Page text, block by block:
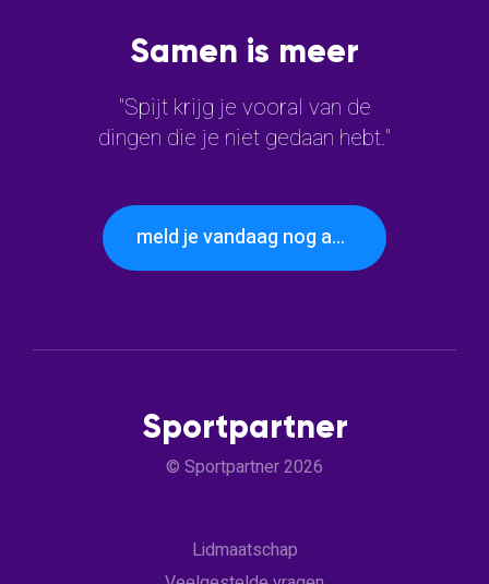
Samen is meer
"Spijt krijg je vooral van de
dingen die je niet gedaan hebt."
meld je vandaag nog aan
Sportpartner
© Sportpartner 2026
Lidmaatschap